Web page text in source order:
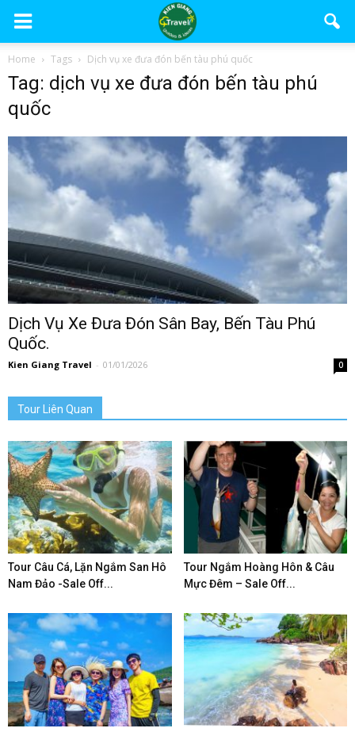
Home Tags Dịch vụ xe đưa đón bến tàu phú quốc
Tag: dịch vụ xe đưa đón bến tàu phú
quốc
Dịch Vụ Xe Đưa Đón Sân Bay, Bến Tàu Phú
Quốc.
Kien Giang Travel - 01/01/2026 0
Tour Liên Quan
Tour Câu Cá, Lặn Ngắm San Hô
Nam Đảo -Sale Off...
Tour Ngắm Hoàng Hôn & Câu
Mực Đêm – Sale Off...